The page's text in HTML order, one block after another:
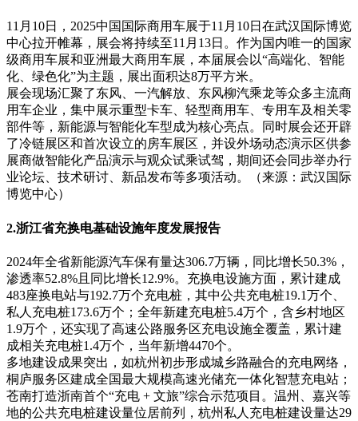
11月10日，2025中国国际商用车展于11月10日在武汉国际博览
中心拉开帷幕，展会将持续至11月13日。作为国内唯一的国家
级商用车展和亚洲最大商用车展，本届展会以“高端化、智能
化、绿色化”为主题，展出面积达8万平方米。
展会现场汇聚了东风、一汽解放、东风柳汽乘龙等众多主流商
用车企业，集中展示重型卡车、轻型商用车、专用车及相关零
部件等，新能源与智能化车型成为核心亮点。同时展会还开辟
了冷链展区和首次设立的房车展区，并设外场动态演示区供参
展商做智能化产品演示与观众试乘试驾，期间还会同步举办行
业论坛、技术研讨、新品发布等多项活动。（来源：武汉国际
博览中心）
2.浙江省充换电基础设施年度发展报告
2024年全省新能源汽车保有量达306.7万辆，同比增长50.3%，
渗透率52.8%且同比增长12.9%。充换电设施方面，累计建成
483座换电站与192.7万个充电桩，其中公共充电桩19.1万个、
私人充电桩173.6万个；全年新建充电桩5.4万个，含乡村地区
1.9万个，还实现了高速公路服务区充电设施全覆盖，累计建
成相关充电桩1.4万个，当年新增4470个。
多地建设成果突出，如杭州初步形成城乡路融合的充电网络，
桐庐服务区建成全国最大规模高速光储充一体化智慧充电站；
苍南打造浙南首个“充电 + 文旅”综合示范项目。温州、嘉兴等
地的公共充电桩建设量位居前列，杭州私人充电桩建设量达29